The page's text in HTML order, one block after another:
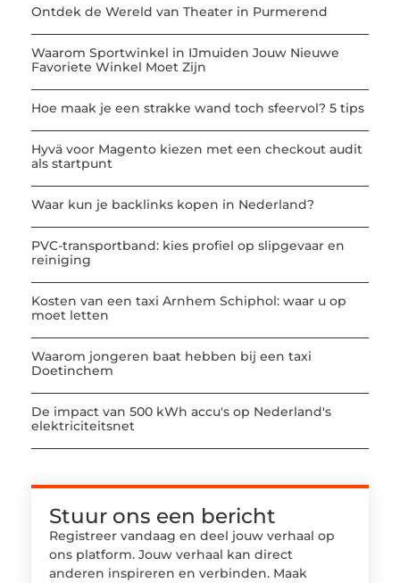
Ontdek de Wereld van Theater in Purmerend
Waarom Sportwinkel in IJmuiden Jouw Nieuwe
Favoriete Winkel Moet Zijn
Hoe maak je een strakke wand toch sfeervol? 5 tips
Hyvä voor Magento kiezen met een checkout audit
als startpunt
Waar kun je backlinks kopen in Nederland?
PVC-transportband: kies profiel op slipgevaar en
reiniging
Kosten van een taxi Arnhem Schiphol: waar u op
moet letten
Waarom jongeren baat hebben bij een taxi
Doetinchem
De impact van 500 kWh accu's op Nederland's
elektriciteitsnet
Stuur ons een bericht
Registreer vandaag en deel jouw verhaal op
ons platform. Jouw verhaal kan direct
anderen inspireren en verbinden. Maak